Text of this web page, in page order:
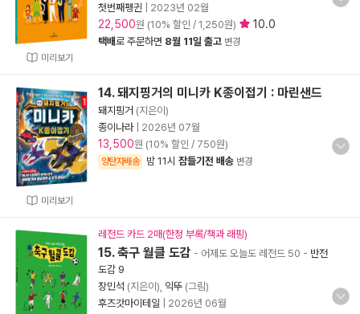
미리보기
첫번째펭귄
2023년 02월
22,500원 (10% 할인 / 1,250원) 10.0
택배로 주문하면 8월 11일 출고 변경
미리보기
14. 돼지핑거의 미니카 K종이접기 : 마린샌드
돼지핑거 (지은이)
종이나라| 2026년 07월
13,500원 (10% 할인 / 750원)
양탄자배송 밤 11시 잠들기전 배송 변경
레전드 카드 2매(한정 부록/책과 래핑)
15. 축구 월클 도감 - 어제도 오늘도 레전드 50 - 반전
도감 9
장민석 (지은이), 익뚜 (그림)
후즈갓마이테일
2026년 06월